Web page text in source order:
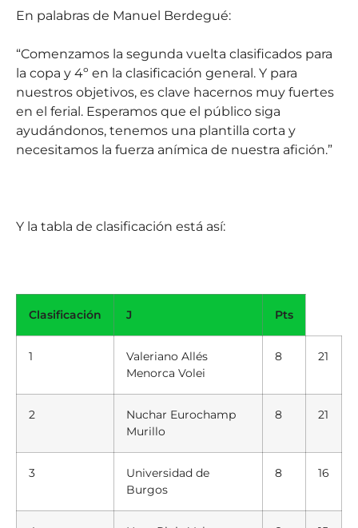
En palabras de Manuel Berdegué:
“Comenzamos la segunda vuelta clasificados para
la copa y 4º en la clasificación general. Y para
nuestros objetivos, es clave hacernos muy fuertes
en el ferial. Esperamos que el público siga
ayudándonos, tenemos una plantilla corta y
necesitamos la fuerza anímica de nuestra afición.”
Y la tabla de clasificación está así:
Clasificación J Pts
1
Valeriano Allés
Menorca Volei
8 21
2
Nuchar Eurochamp
Murillo
8 21
3
Universidad de
Burgos
8 16